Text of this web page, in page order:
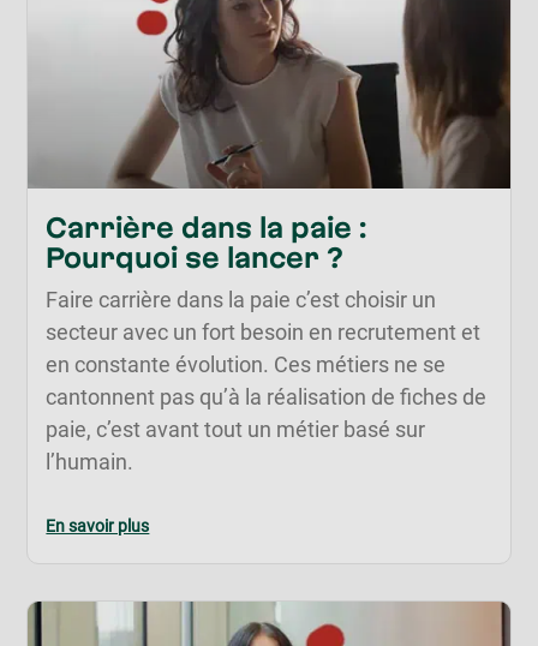
Carrière dans la paie :
Pourquoi se lancer ?
Faire carrière dans la paie c’est choisir un
secteur avec un fort besoin en recrutement et
en constante évolution. Ces métiers ne se
cantonnent pas qu’à la réalisation de fiches de
paie, c’est avant tout un métier basé sur
l’humain.
En savoir plus